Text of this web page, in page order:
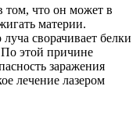
том, что он может в
материи.
сворачивает белки
этой причине
заражения
лечение лазером